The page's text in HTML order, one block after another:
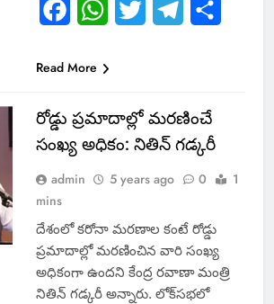
FacebookWhatsApp
Twitter Telegram
Read More
రోడ్డు ప్రమాదాల్లో మరణించే
సంఖ్య అధికం: నితిన్ గడ్కరీ
admin 5 years ago 0
1
mins
దేశంలో కరోనా మరణాల కంటే రోడ్డు
ప్రమాదాల్లో మరణించిన వారి సంఖ్య
అధికంగా ఉందని కేంద్ర రవాణా మంత్రి
నితిన్ గడ్కరీ అన్నారు. లోక్‌సభలో